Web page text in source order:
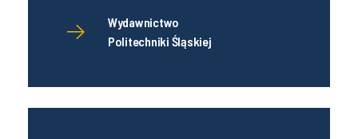
Wydawnictwo
Politechniki Śląskiej